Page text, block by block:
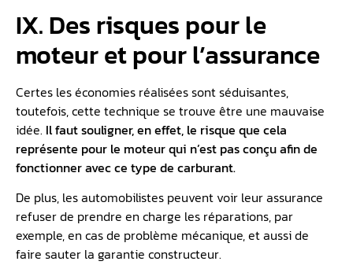
IX. Des risques pour le
moteur et pour l’assurance
Certes les économies réalisées sont séduisantes,
toutefois, cette technique se trouve être une mauvaise
idée. Il faut souligner, en effet, le risque que cela
représente pour le moteur qui n’est pas conçu afin de
fonctionner avec ce type de carburant.
De plus, les automobilistes peuvent voir leur assurance
refuser de prendre en charge les réparations, par
exemple, en cas de problème mécanique, et aussi de
faire sauter la garantie constructeur.